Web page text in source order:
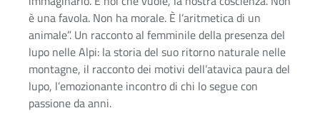
è una favola. Non ha morale. È l’aritmetica di un
animale”. Un racconto al femminile della presenza del
lupo nelle Alpi: la storia del suo ritorno naturale nelle
montagne, il racconto dei motivi dell’atavica paura del
lupo, l’emozionante incontro di chi lo segue con
passione da anni.